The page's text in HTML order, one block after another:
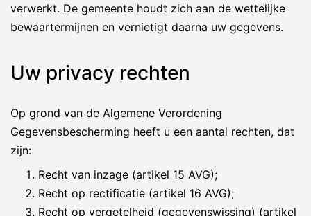
verwerkt. De gemeente houdt zich aan de wettelijke
bewaartermijnen en vernietigt daarna uw gegevens.
Uw privacy rechten
Op grond van de Algemene Verordening
Gegevensbescherming heeft u een aantal rechten, dat
zijn:
Recht van inzage (artikel 15 AVG);
Recht op rectificatie (artikel 16 AVG);
Recht op vergetelheid (gegevenswissing) (artikel